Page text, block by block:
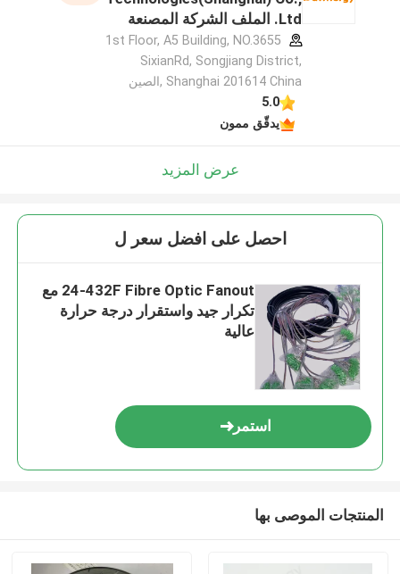
Ltd. الملف الشركة المصنعة
1st Floor, A5 Building, NO.3655
SixianRd, Songjiang District,
Shanghai 201614 China ,الصين
5.0
يدقّق ممون
عرض المزيد
احصل على افضل سعر ل
24-432F Fibre Optic Fanout مع
تكرار جيد واستقرار درجة حرارة
عالية
استمر
المنتجات الموصى بها